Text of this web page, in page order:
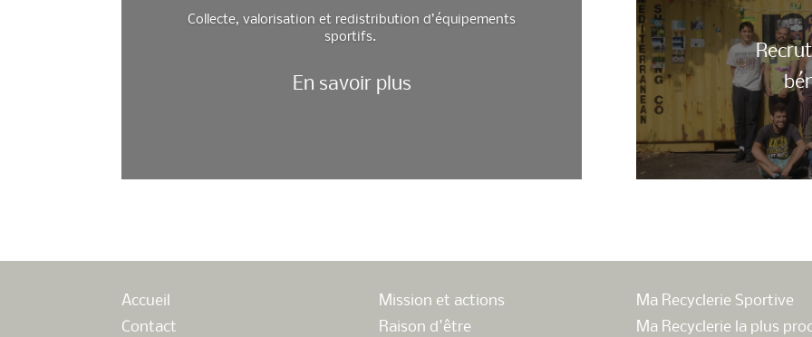
Collecte, valorisation et redistribution d’équipements
sportifs.
En savoir plus
Accueil
Contact
Mission et actions
Raison d'être
Ma Recyclerie Sportive
Ma Recyclerie la plus